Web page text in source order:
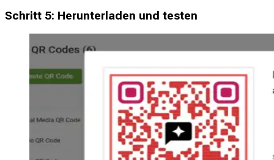
Schritt 5: Herunterladen und testen